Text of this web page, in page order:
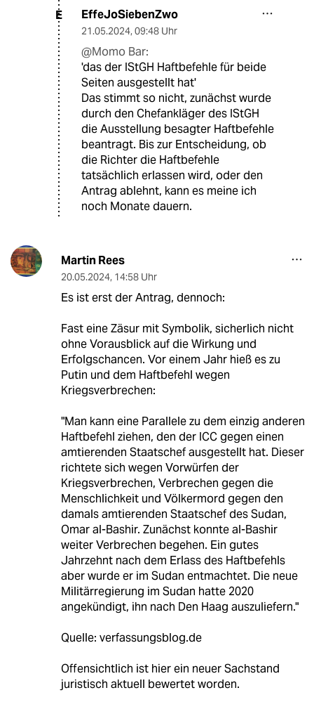
E EffeJoSiebenZwo
21.05.2024, 09:48 Uhr
@Momo Bar:
'das der IStGH Haftbefehle für beide
Seiten ausgestellt hat'
Das stimmt so nicht, zunächst wurde
durch den Chefankläger des IStGH
die Ausstellung besagter Haftbefehle
beantragt. Bis zur Entscheidung, ob
die Richter die Haftbefehle
tatsächlich erlassen wird, oder den
Antrag ablehnt, kann es meine ich
noch Monate dauern.
Martin Rees
20.05.2024, 14:58 Uhr
Es ist erst der Antrag, dennoch:
Fast eine Zäsur mit Symbolik, sicherlich nicht
ohne Vorausblick auf die Wirkung und
Erfolgschancen. Vor einem Jahr hieß es zu
Putin und dem Haftbefehl wegen
Kriegsverbrechen:
"Man kann eine Parallele zu dem einzig anderen
Haftbefehl ziehen, den der ICC gegen einen
amtierenden Staatschef ausgestellt hat. Dieser
richtete sich wegen Vorwürfen der
Kriegsverbrechen, Verbrechen gegen die
Menschlichkeit und Völkermord gegen den
damals amtierenden Staatschef des Sudan,
Omar al-Bashir. Zunächst konnte al-Bashir
weiter Verbrechen begehen. Ein gutes
Jahrzehnt nach dem Erlass des Haftbefehls
aber wurde er im Sudan entmachtet. Die neue
Militärregierung im Sudan hatte 2020
angekündigt, ihn nach Den Haag auszuliefern."
Quelle: verfassungsblog.de
Offensichtlich ist hier ein neuer Sachstand
juristisch aktuell bewertet worden.